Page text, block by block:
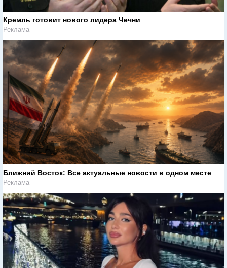
Кремль готовит нового лидера Чечни
Реклама
Ближний Восток: Все актуальные новости в одном месте
Реклама